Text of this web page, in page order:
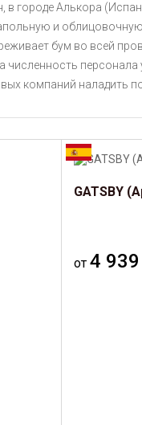
в городе Алькора
и облицовочную
бум во всей
персонала
компаний наладить
GATSBY
от4